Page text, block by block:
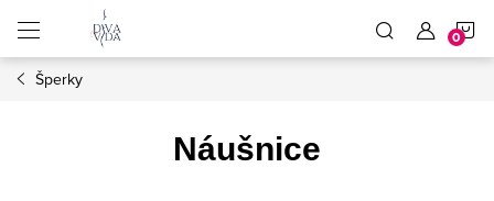
obsah
Šperky
Náušnice